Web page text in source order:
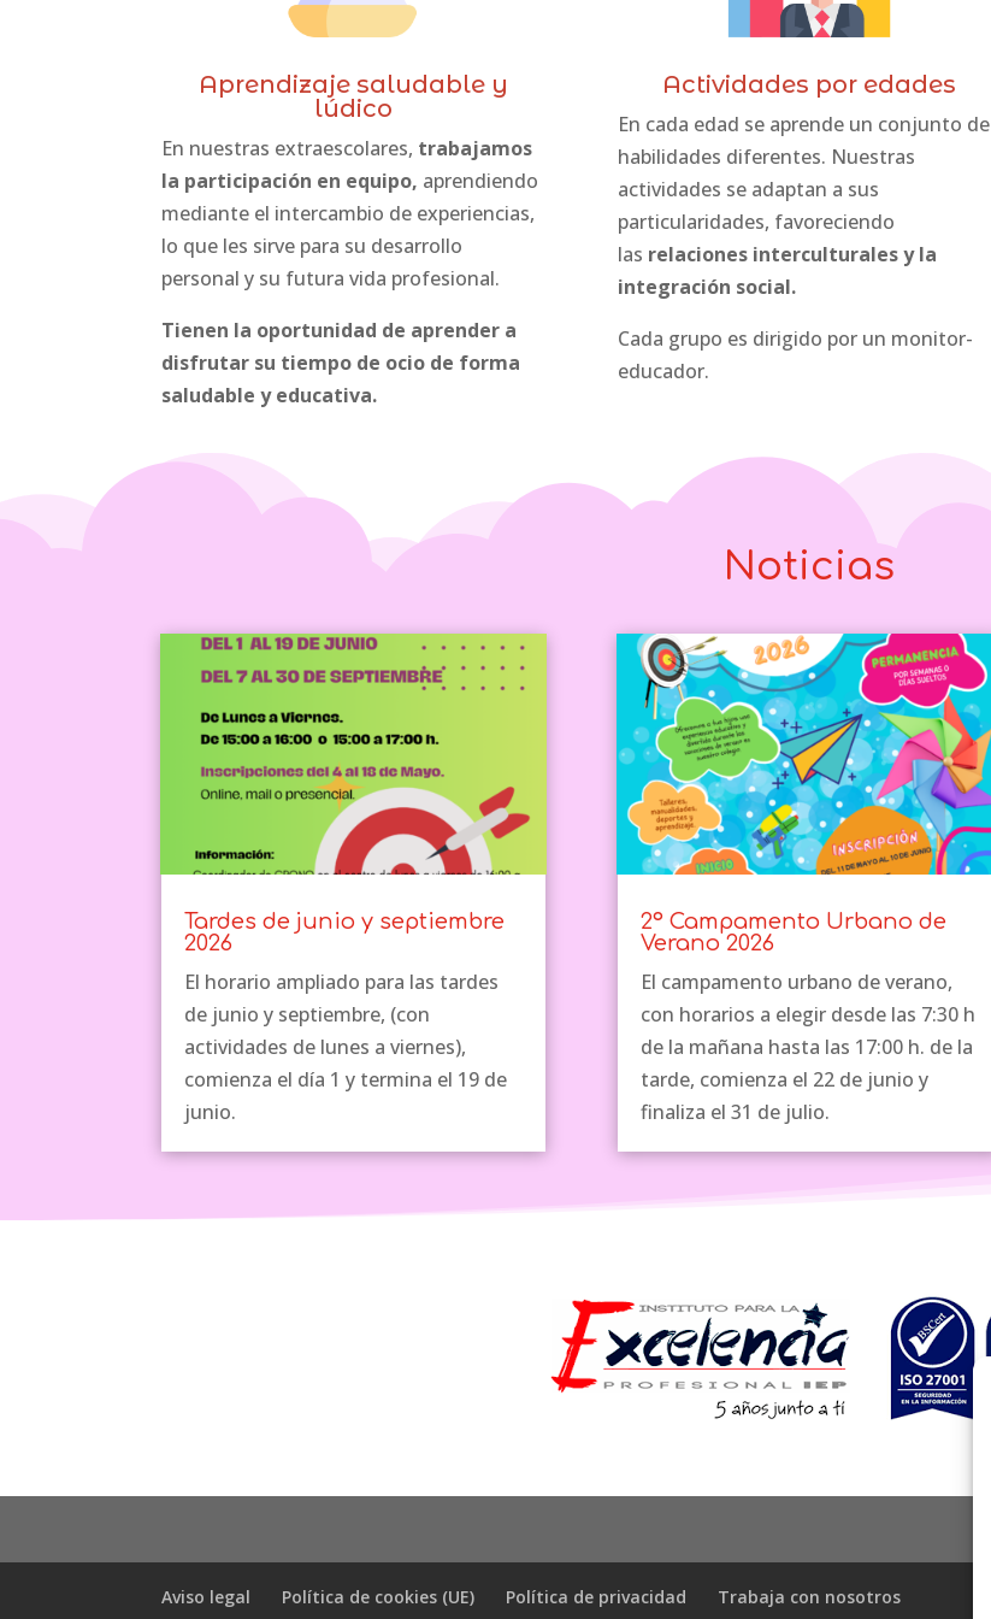
Aprendizaje saludable y
lúdico
En nuestras extraescolares, trabajamos
la participación en equipo, aprendiendo
mediante el intercambio de experiencias,
lo que les sirve para su desarrollo
personal y su futura vida profesional.
Tienen la oportunidad de aprender a
disfrutar su tiempo de ocio de forma
saludable y educativa.
Actividades por edades
En cada edad se aprende un conjunto de
habilidades diferentes. Nuestras
actividades se adaptan a sus
particularidades, favoreciendo
las relaciones interculturales y la
integración social.
Cada grupo es dirigido por un monitor-
educador.
Noticias
Tardes de junio y septiembre
2026
El horario ampliado para las tardes
de junio y septiembre, (con
actividades de lunes a viernes),
comienza el día 1 y termina el 19 de
junio.
2º Campamento Urbano de
Verano 2026
El campamento urbano de verano,
con horarios a elegir desde las 7:30 h
de la mañana hasta las 17:00 h. de la
tarde, comienza el 22 de junio y
finaliza el 31 de julio.
Aviso legal Política de cookies (UE) Política de privacidad Trabaja con nosotros